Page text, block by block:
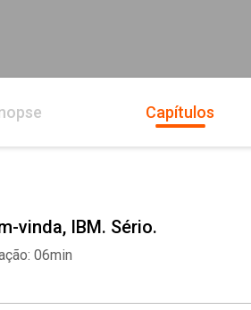
Capítulos
vinda, IBM. Sério.
06min